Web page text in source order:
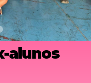
alunos